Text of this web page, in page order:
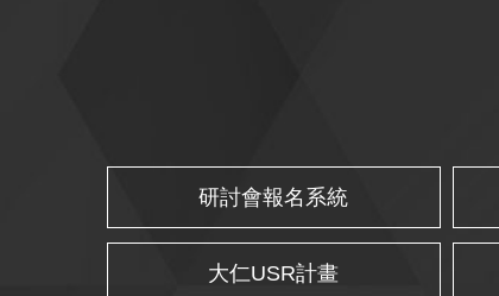
研討會報名系統
大仁USR計畫